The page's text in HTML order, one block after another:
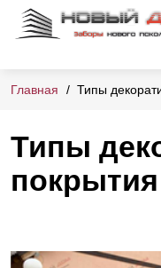
Главная Типы
Типы
покрытия